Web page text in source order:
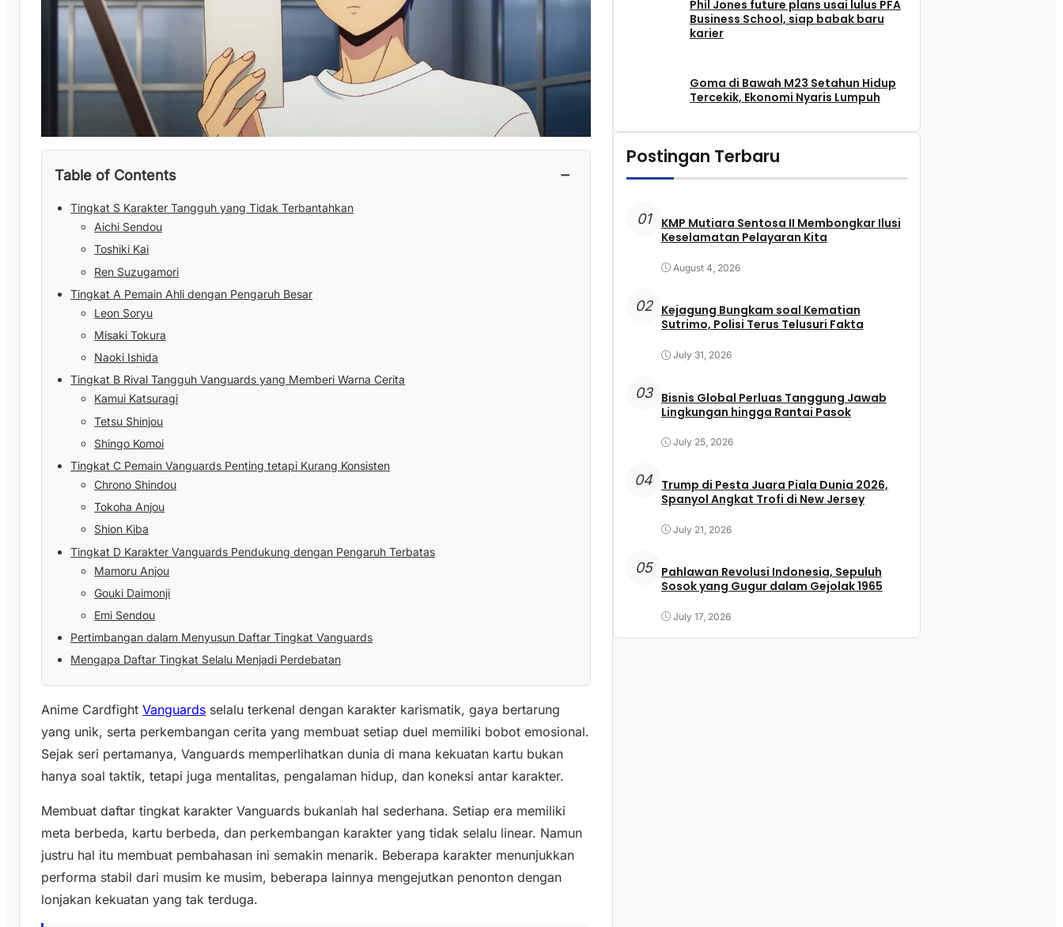
Table of Contents −
Tingkat S Karakter Tangguh yang Tidak Terbantahkan
Aichi Sendou
Toshiki Kai
Ren Suzugamori
Tingkat A Pemain Ahli dengan Pengaruh Besar
Leon Soryu
Misaki Tokura
Naoki Ishida
Tingkat B Rival Tangguh Vanguards yang Memberi Warna Cerita
Kamui Katsuragi
Tetsu Shinjou
Shingo Komoi
Tingkat C Pemain Vanguards Penting tetapi Kurang Konsisten
Chrono Shindou
Tokoha Anjou
Shion Kiba
Tingkat D Karakter Vanguards Pendukung dengan Pengaruh Terbatas
Mamoru Anjou
Gouki Daimonji
Emi Sendou
Pertimbangan dalam Menyusun Daftar Tingkat Vanguards
Mengapa Daftar Tingkat Selalu Menjadi Perdebatan
Anime CardfightVanguards selalu terkenal dengan karakter karismatik, gaya bertarung
yang unik, serta perkembangan cerita yang membuat setiap duel memiliki bobot emosional.
Sejak seri pertamanya, Vanguards memperlihatkan dunia di mana kekuatan kartu bukan
hanya soal taktik, tetapi juga mentalitas, pengalaman hidup, dan koneksi antar karakter.
Membuat daftar tingkat karakter Vanguards bukanlah hal sederhana. Setiap era memiliki
meta berbeda, kartu berbeda, dan perkembangan karakter yang tidak selalu linear. Namun
justru hal itu membuat pembahasan ini semakin menarik. Beberapa karakter menunjukkan
performa stabil dari musim ke musim, beberapa lainnya mengejutkan penonton dengan
lonjakan kekuatan yang tak terduga.
Phil Jones future plans usai lulus PFA
Business School, siap babak baru
karier
Goma di Bawah M23 Setahun Hidup
Tercekik, Ekonomi Nyaris Lumpuh
Postingan Terbaru
01
KMP Mutiara Sentosa II Membongkar Ilusi
Keselamatan Pelayaran Kita
August 4, 2026
02
Kejagung Bungkam soal Kematian
Sutrimo, Polisi Terus Telusuri Fakta
July 31, 2026
03
Bisnis Global Perluas Tanggung Jawab
Lingkungan hingga Rantai Pasok
July 25, 2026
04 Trump di Pesta Juara Piala Dunia 2026,
Spanyol Angkat Trofi di New Jersey
July 21, 2026
05
Pahlawan Revolusi Indonesia, Sepuluh
Sosok yang Gugur dalam Gejolak 1965
July 17, 2026